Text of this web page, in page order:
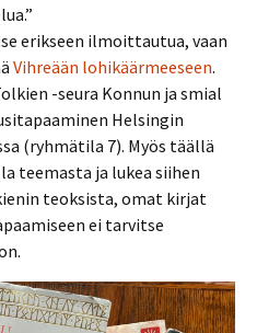
erikseen ilmoittautua, vaan
Vihreään lohikäärmeeseen.
-seura Konnun ja smial
Helsingin
(ryhmätila 7). Myös täällä
teemasta ja lukea siihen
teoksista, omat kirjat
ei tarvitse